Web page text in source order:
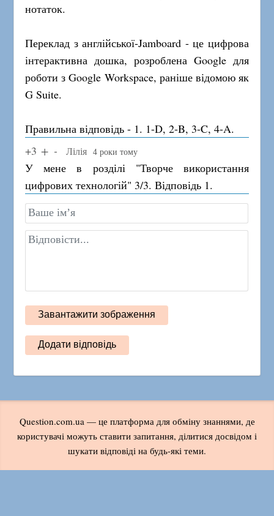
нотаток.
Переклад з англійської-Jamboard - це цифрова
інтерактивна дошка, розроблена Google для
роботи з Google Workspace, раніше відомою як
G Suite.
Правильна відповідь - 1. 1-D, 2-B, 3-C, 4-A.
+3
Лілія 4 роки тому
У мене в розділі "Творче використання
цифрових технологій" 3/3. Відповідь 1.
Question.com.ua — це платформа для обміну знаннями, де
користувачі можуть ставити запитання, ділитися досвідом і
шукати відповіді на будь-які теми.